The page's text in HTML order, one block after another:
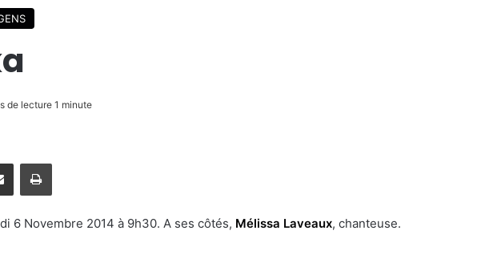
de lecture 1 minute
6 Novembre 2014 à 9h30. A ses côtés, Mélissa Laveaux, chanteuse.